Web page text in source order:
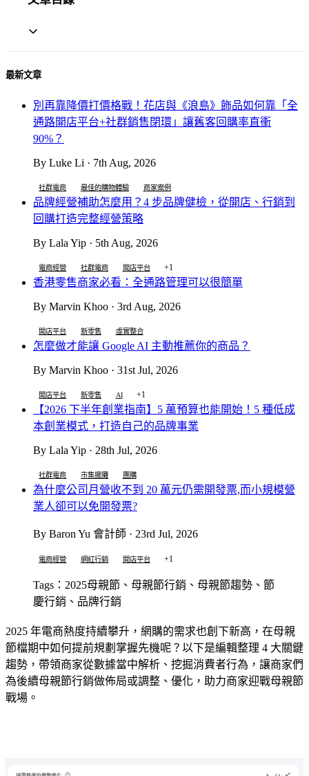
最新文章
別再靠降價打價格戰！花店與《浪島》飾品如何靠「全
通路開店平台+社群銷售閉環」讓舊客回購率直衝
90%？
By Luke Li · 7th Aug, 2026
社群電商 最佳的購物體驗 商家案例
品牌經營補助怎麼用？4 步品牌健檢，從開店、行銷到
回購打造完整經營策略
By Lala Yip · 5th Aug, 2026
電商經營 社群電商 開店平台 +1
香港零售商家必看：全通路管理可以很簡單
By Marvin Khoo · 3rd Aug, 2026
開店平台 新零售 虛實整合
怎麼做才能讓 Google AI 主動推薦你的商品？
By Marvin Khoo · 31st Jul, 2026
開店平台 新零售 AI +1
【2026 下半年創業指南】5 萬預算也能開始！5 種低成
本創業模式，打造自己的品牌事業
By Lala Yip · 28th Jul, 2026
社群電商 市集擺攤 團購
為什麼公司月營收不到 20 萬元仍需開發票,而小規模營
業人卻可以免開發票?
By Baron Yu 會計師 · 23rd Jul, 2026
電商經營 網紅行銷 開店平台 +1
Tags：2025母親節、母親節行銷、母親節趨勢、 節
慶行銷、品牌行銷
2025 年電商熱度持續攀升，網購的需求也創下新高，在母親
節檔期中如何提前規劃掌握先機呢？以下是編輯整理 4 大關鍵
趨勢，帶領商家從數據當中解析、挖掘消費者行為，讓商家們
為後續母親節行銷做佈局或調整、優化，助力商家迎戰母親節
戰場。